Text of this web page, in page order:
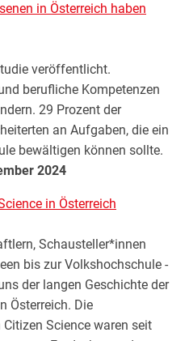
in Österreich haben
veröffentlicht.
berufliche Kompetenzen
29 Prozent der
an Aufgaben, die ein
bewältigen können sollte.
2024
in Österreich
Schausteller*innen
bis zur Volkshochschule -
der langen Geschichte der
Österreich. Die
Science waren seit